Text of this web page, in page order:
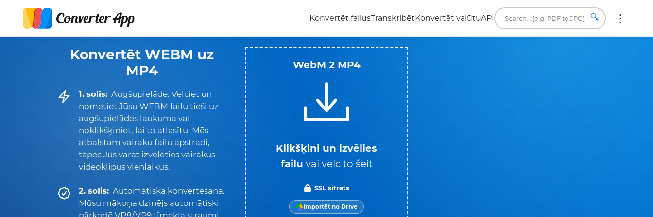
Konvertēt failusTranskribētKonvertēt valūtuAPI 🔍
Konvertēt WEBM uz
MP4
1. solis: Augšupielāde. Velciet un
nometiet Jūsu WEBM failu tieši uz
augšupielādes laukuma vai
noklikšķiniet, lai to atlasītu. Mēs
atbalstām vairāku failu apstrādi,
tāpēc Jūs varat izvēlēties vairākus
videoklipus vienlaikus.
2. solis: Automātiska konvertēšana.
Mūsu mākoņa dzinējs automātiski
pārkodē VP8/VP9 tīmekļa straumi
WebM 2 MP4
Klikšķini un izvēlies
failu vai velc to šeit
SSL šifrēts
Importēt no Drive